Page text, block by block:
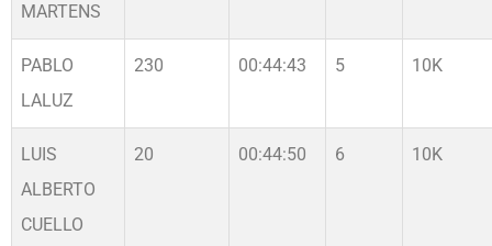
MARTENS
PABLO
LALUZ
230 00:44:43 5 10K
LUIS
ALBERTO
CUELLO
20 00:44:50 6 10K